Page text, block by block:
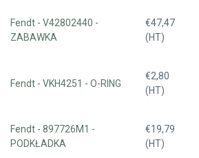
Fendt - V42802440 -
ZABAWKA
€47,47
(HT)
Fendt - VKH4251 - O-RING
€2,80
(HT)
Fendt - 897726M1 -
PODKŁADKA
€19,79
(HT)